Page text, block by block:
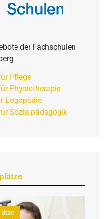
der Fachschulen
Pflege
Physiotherapie
Logopädie
Sozialpädagogik